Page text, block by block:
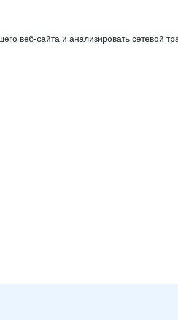
веб-сайта и анализировать сетевой